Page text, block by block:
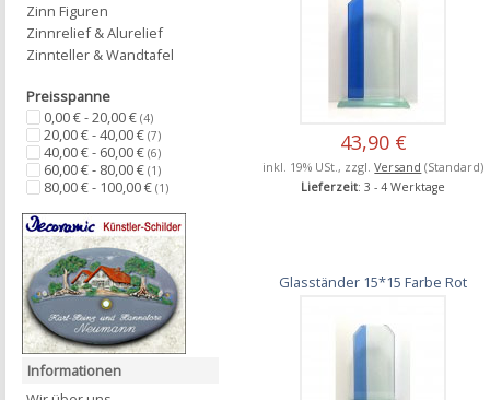
43,90 €
inkl. 19% USt., zzgl.Versand (Standard)
Lieferzeit: 3 - 4 Werktage
Glasständer 15*15 Farbe Rot
Zinn Figuren
Zinnrelief & Alurelief
Zinnteller & Wandtafel
Preisspanne
0,00 € - 20,00 € (4)
20,00 € - 40,00 € (7)
40,00 € - 60,00 € (6)
60,00 € - 80,00 € (1)
80,00 € - 100,00 € (1)
Informationen